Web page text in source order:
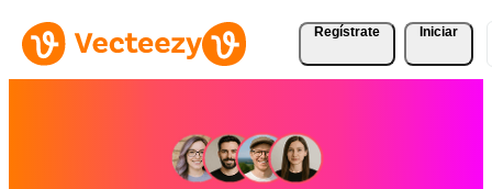
Regístrate Iniciar